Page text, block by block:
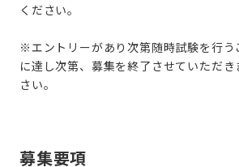
ください。
※エントリーがあり次第随時試験を行う
に達し次第、募集を終了させていただ
さい。
募集要項